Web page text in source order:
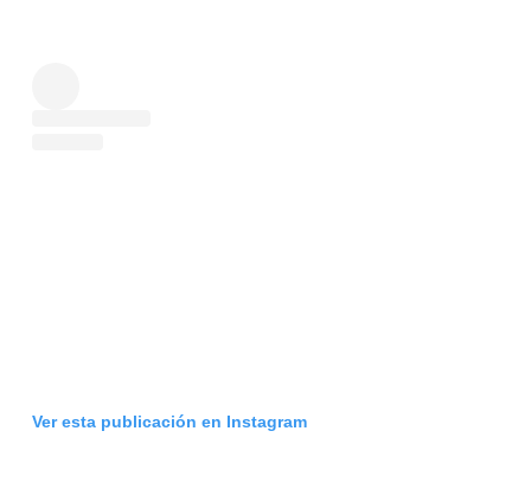
Ver esta publicación en Instagram